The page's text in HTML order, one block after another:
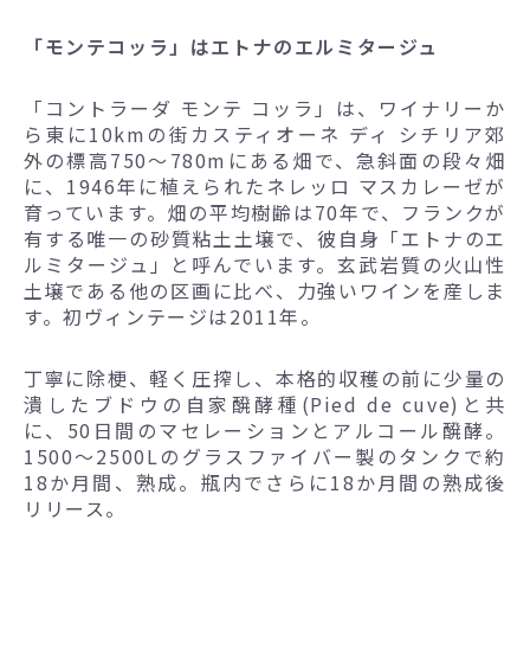
「モンテコッラ」はエトナのエルミタージュ
「コントラーダ モンテ コッラ」は、ワイナリーか
ら東に10kmの街カスティオーネ ディ シチリア郊
外の標高750～780mにある畑で、急斜面の段々畑
に、1946年に植えられたネレッロ マスカレーゼが
育っています。畑の平均樹齢は70年で、フランクが
有する唯一の砂質粘土土壌で、彼自身「エトナのエ
ルミタージュ」と呼んでいます。玄武岩質の火山性
土壌である他の区画に比べ、力強いワインを産しま
す。初ヴィンテージは2011年。
丁寧に除梗、軽く圧搾し、本格的収穫の前に少量の
潰したブドウの自家醗酵種(Pied de cuve)と共
に、50日間のマセレーションとアルコール醗酵。
1500～2500Lのグラスファイバー製のタンクで約
18か月間、熟成。瓶内でさらに18か月間の熟成後
リリース。